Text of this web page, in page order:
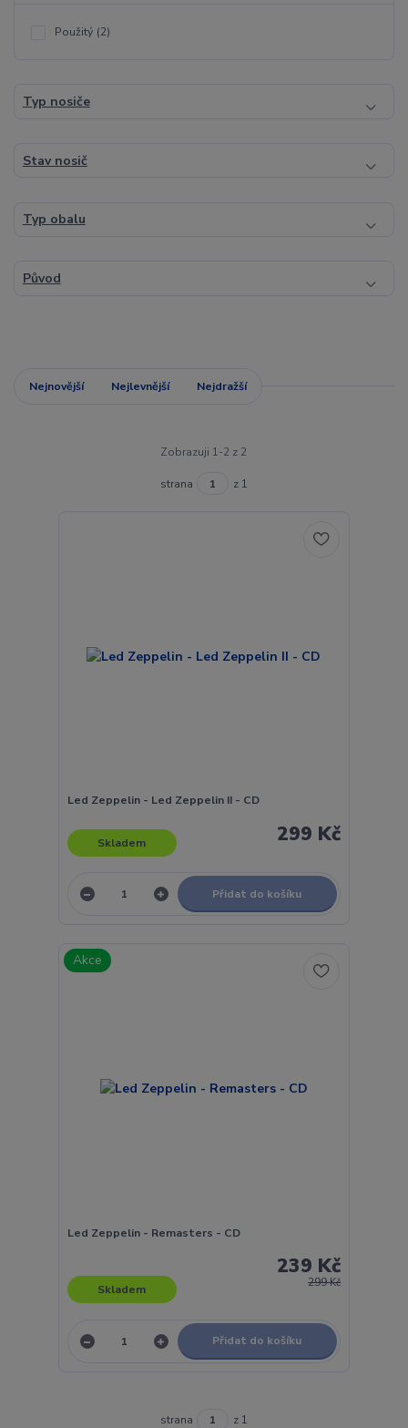
Použitý (2)
Typ nosiče
Stav nosič
Typ obalu
Původ
Nejnovější Nejlevnější Nejdražší
Zobrazuji 1-2 z 2
strana z 1
Led Zeppelin - Led Zeppelin II - CD
299 Kč
Skladem
Přidat do košíku
Akce
Led Zeppelin - Remasters - CD
299 Kč
239 Kč
Skladem
Přidat do košíku
strana z 1